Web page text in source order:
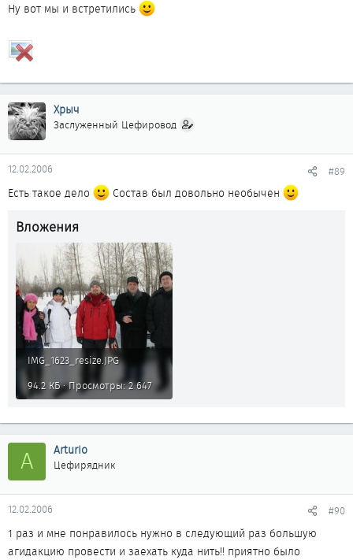
Ну вот мы и встретились
Хрыч
Заслуженный Цефировод
12.02.2006 #89
Есть такое дело Состав был довольно необычен
Вложения
IMG_1623_resize.JPG
94.2 КБ · Просмотры: 2 647
A Arturio
Цефирядник
12.02.2006 #90
1 раз и мне понравилось нужно в следующий раз большую
агидакцию провести и заехать куда нить!! приятно было